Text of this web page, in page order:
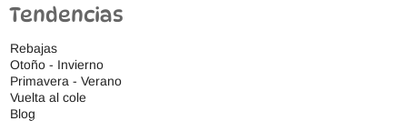
Tendencias
Rebajas
Otoño - Invierno
Primavera - Verano
Vuelta al cole
Blog